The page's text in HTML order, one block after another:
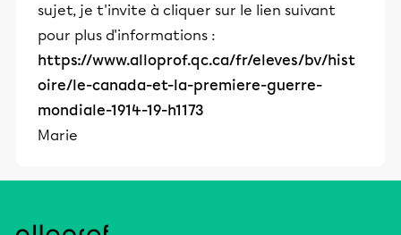
sujet, je t'invite à cliquer sur le lien suivant
pour plus d'informations :
https://www.alloprof.qc.ca/fr/eleves/bv/hist
oire/le-canada-et-la-premiere-guerre-
mondiale-1914-19-h1173
Marie